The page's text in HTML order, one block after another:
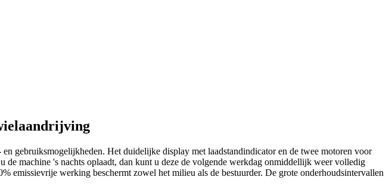
gebruiksmogelijkheden. Het duidelijke display met laadstandindicator en de twee motoren voor
machine 's nachts oplaadt, dan kunt u deze de volgende werkdag onmiddellijk weer volledig
emissievrije werking beschermt zowel het milieu als de bestuurder. De grote onderhoudsintervallen